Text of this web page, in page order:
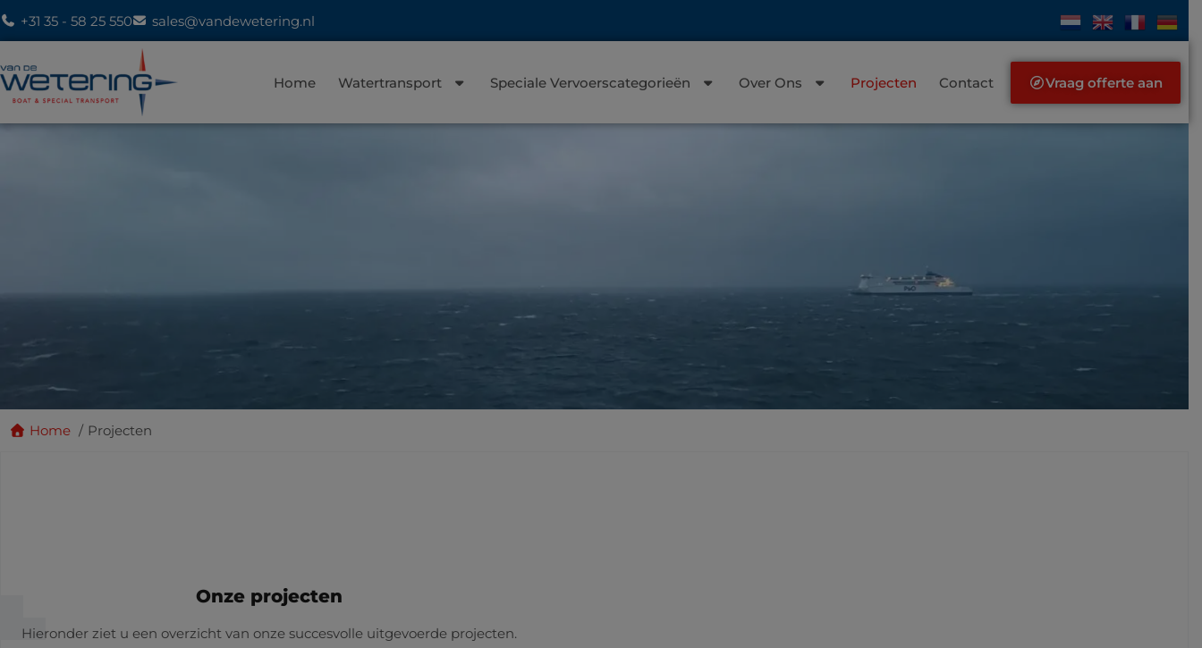
+31 35 - 58 25 550 sales@vandewetering.nl
Home Watertransport Speciale Vervoerscategorieën Over Ons Projecten Contact Vraag offerte aan
Home Projecten
Onze projecten
Hieronder ziet u een overzicht van onze succesvolle uitgevoerde projecten.